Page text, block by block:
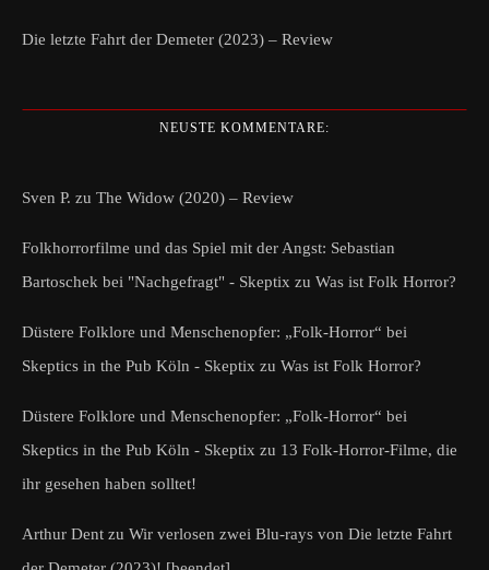
Die letzte Fahrt der Demeter (2023) – Review
NEUSTE KOMMENTARE:
Sven P. zu The Widow (2020) – Review
Folkhorrorfilme und das Spiel mit der Angst: Sebastian
Bartoschek bei "Nachgefragt" - Skeptix zu Was ist Folk Horror?
Düstere Folklore und Menschenopfer: „Folk-Horror“ bei
Skeptics in the Pub Köln - Skeptix zu Was ist Folk Horror?
Düstere Folklore und Menschenopfer: „Folk-Horror“ bei
Skeptics in the Pub Köln - Skeptix zu 13 Folk-Horror-Filme, die
ihr gesehen haben solltet!
Arthur Dent zu Wir verlosen zwei Blu-rays von Die letzte Fahrt